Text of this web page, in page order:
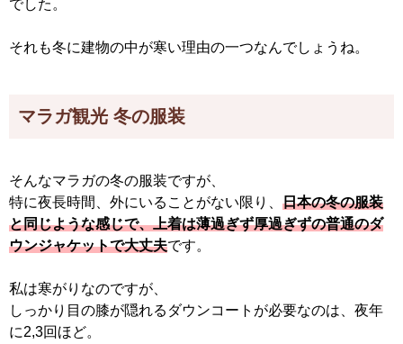
でした。
それも冬に建物の中が寒い理由の一つなんでしょうね。
マラガ観光 冬の服装
そんなマラガの冬の服装ですが、
特に夜長時間、外にいることがない限り、 日本の冬の服装
と同じような感じで、上着は薄過ぎず厚過ぎずの普通のダ
ウンジャケットで大丈夫です。
私は寒がりなのですが、
しっかり目の膝が隠れるダウンコートが必要なのは、夜年
に2,3回ほど。